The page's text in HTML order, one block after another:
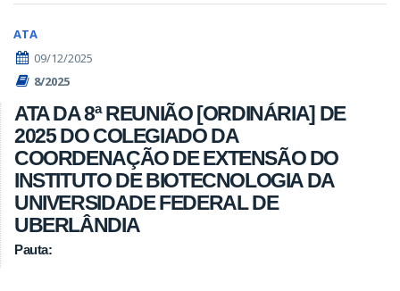
ATA
09/12/2025
8/2025
ATA DA 8ª REUNIÃO [ORDINÁRIA] DE
2025 DO COLEGIADO DA
COORDENAÇÃO DE EXTENSÃO DO
INSTITUTO DE BIOTECNOLOGIA DA
UNIVERSIDADE FEDERAL DE
UBERLÂNDIA
Pauta: